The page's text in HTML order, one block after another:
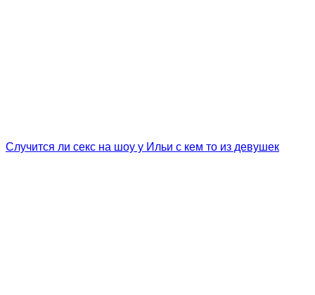
Случится ли секс на шоу у Ильи с кем то из девушек